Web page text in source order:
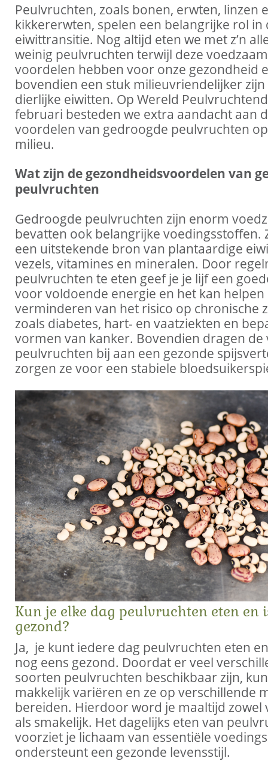
Peulvruchten, zoals bonen, erwten, linzen
kikkererwten, spelen een belangrijke rol in
eiwittransitie. Nog altijd eten we met z’n
weinig peulvruchten terwijl deze
voordelen hebben voor onze gezondheid
bovendien een stuk milieuvriendelijker
dierlijke eiwitten. Op Wereld
februari besteden we extra aandacht aan
voordelen van gedroogde peulvruchten
milieu.
Wat zijn de gezondheidsvoordelen van
peulvruchten
Gedroogde peulvruchten zijn enorm
bevatten ook belangrijke voedingsstoffen.
een uitstekende bron van plantaardige
vezels, vitamines en mineralen. Door
peulvruchten te eten geef je je lijf een
voor voldoende energie en het kan helpen
verminderen van het risico op chronische
zoals diabetes, hart- en vaatziekten en
vormen van kanker. Bovendien dragen de
peulvruchten bij aan een gezonde
zorgen ze voor een stabiele
Kun je elke dag peulvruchten eten en
gezond?
Ja, je kunt iedere dag peulvruchten eten
nog eens gezond. Doordat er veel
soorten peulvruchten beschikbaar zijn,
makkelijk variëren en ze op verschillende
bereiden. Hierdoor word je maaltijd zowel
als smakelijk. Het dagelijks eten van
voorziet je lichaam van essentiële
ondersteunt een gezonde levensstijl.